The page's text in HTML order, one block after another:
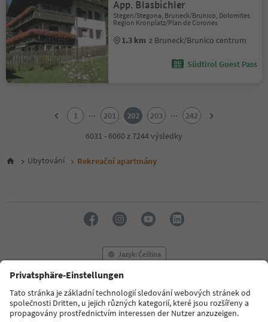
App. Blasbichler
Stegen/Stegona, Bruneck/Brunico, Dolomites
Region Kronplatz/Plan de Corones
1.3 km z Bruneck/Brunico centrum
Südtirol Guest Pass
6
16
17
18
19
1 ... 201 202 203 ...
242
6031 - 6060 z 7244 výsledky
Ubytování Rekreační apartmány
Jazyk: Čeština
FAQ Kontaktujte nás Tisk
MICE
Zásady ochrany osobních údajů
Podmínky a ujednání
Tiráž